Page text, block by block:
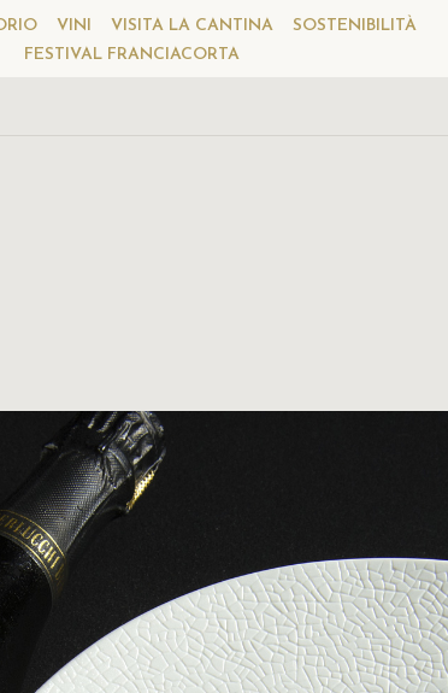
VINI VISITA LA CANTINA
SOSTENIBILITÀ
FESTIVAL FRANCIACORTA